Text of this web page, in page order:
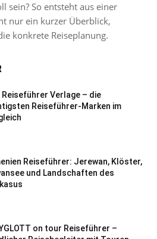
sein? So entsteht aus einer
nur ein kurzer Überblick,
konkrete Reiseplanung.
Reiseführer Verlage – die
Reiseführer-Marken im
Reiseführer: Jerewan, Klöster,
und Landschaften des
on tour Reiseführer –